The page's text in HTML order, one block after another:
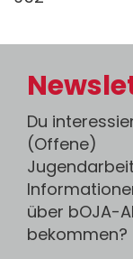
Du
(Offene)
über bOJA-
bekommen?